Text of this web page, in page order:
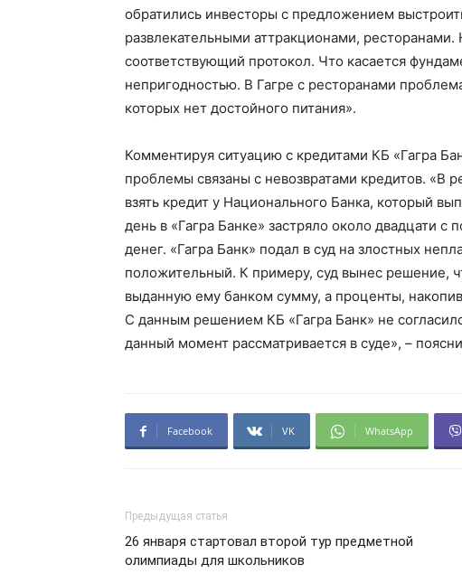
обратились инвесторы с предложением
развлекательными аттракционами, ресторанами.
соответствующий протокол. Что касается
непригодностью. В Гагре с ресторанами
которых нет достойного питания».
Комментируя ситуацию с кредитами КБ «Гагра
проблемы связаны с невозвратами кредитов. «В
взять кредит у Национального Банка, который
день в «Гагра Банке» застряло около двадцати
денег. «Гагра Банк» подал в суд на злостных
положительный. К примеру, суд вынес решение,
выданную ему банком сумму, а проценты,
С данным решением КБ «Гагра Банк» не
данный момент рассматривается в суде», –
Facebook VK WhatsApp
Предыдущая статья
26 января стартовал второй тур предметной
олимпиады для школьников